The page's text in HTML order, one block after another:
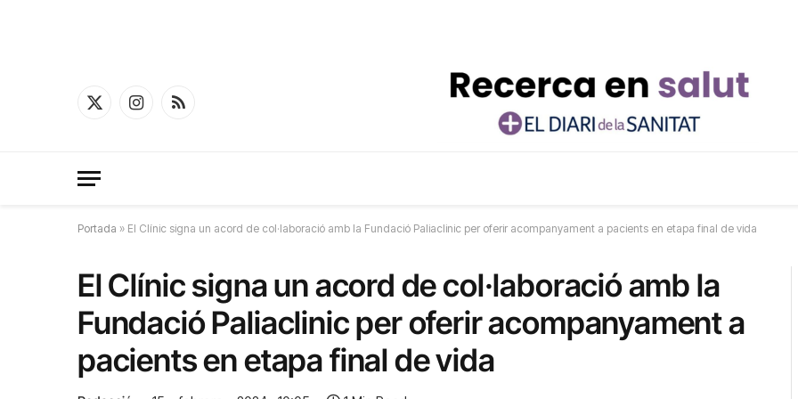
X
InstagramRSS
Portada » El Clínic signa un acord de col·laboració amb la Fundació Paliaclinic per oferir acompanyament a pacients en etapa final de vida
El Clínic signa un acord de col·laboració amb la
Fundació Paliaclinic per oferir acompanyament a
pacients en etapa final de vida